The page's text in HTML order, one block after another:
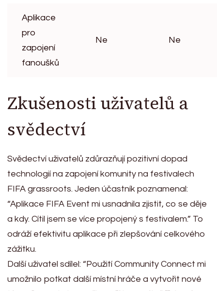
Aplikace
pro
zapojení
fanoušků
Ne Ne
Zkušenosti uživatelů a
svědectví
Svědectví uživatelů zdůrazňují pozitivní dopad
technologií na zapojení komunity na festivalech
FIFA grassroots. Jeden účastník poznamenal:
“Aplikace FIFA Event mi usnadnila zjistit, co se děje
a kdy. Cítil jsem se více propojený s festivalem.” To
odráží efektivitu aplikace při zlepšování celkového
zážitku.
Další uživatel sdílel: “Použití Community Connect mi
umožnilo potkat další místní hráče a vytvořit nové